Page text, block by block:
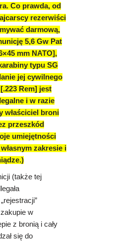
Co prawda, od
rezerwiści
darmową,
5,6 Gw Pat
mm NATO],
typu SG
jej cywilnego
Rem] jest
i w razie
właściciel broni
przeszkód
umiejętności
zakresie i
(także tej
w
z bronią i cały
się do